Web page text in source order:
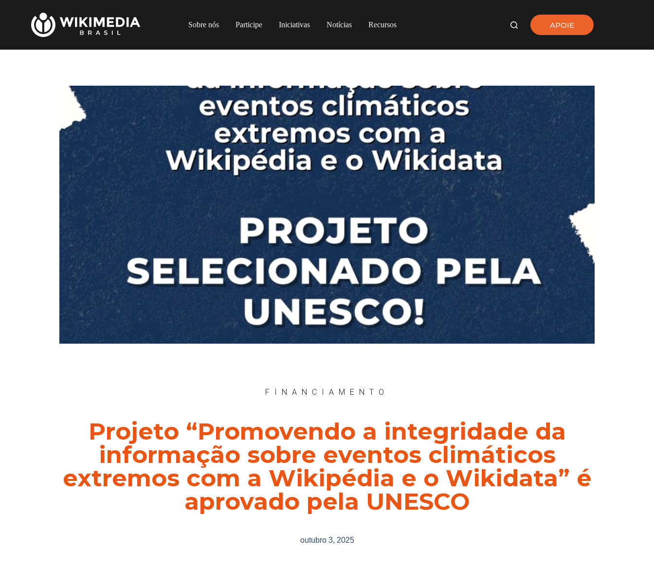
Sobre nós Participe Iniciativas Notícias Recursos APOIE
FINANCIAMENTO
Projeto “Promovendo a integridade da
informação sobre eventos climáticos
extremos com a Wikipédia e o Wikidata” é
aprovado pela UNESCO
outubro 3, 2025